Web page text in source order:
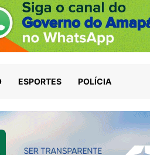
ESPORTES POLÍCIA